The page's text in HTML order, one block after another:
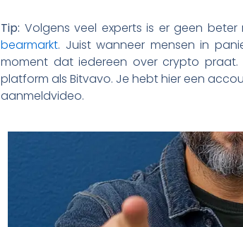
Tip: Volgens veel experts is er geen
bearmarkt. Juist wanneer mensen in
moment dat iedereen over crypto
platform als Bitvavo. Je hebt hier een
aanmeldvideo.